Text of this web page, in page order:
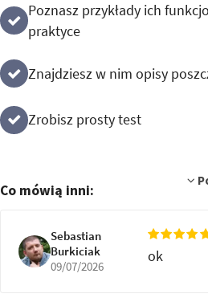
Poznasz przykłady ich
praktyce
Znajdziesz w nim opisy
Zrobisz prosty test
Co mówią inni:
Sebastian
Burkiciak
09/07/2026
ok